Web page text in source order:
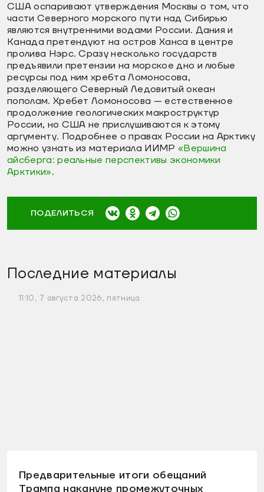
США оспаривают утверждения Москвы о том, что
части Северного морского пути над Сибирью
являются внутренними водами России. Дания и
Канада претендуют на остров Ханса в центре
пролива Нэрс. Сразу несколько государств
предъявили претензии на морское дно и любые
ресурсы под ним хребта Ломоносова,
разделяющего Северный Ледовитый океан
пополам. Хребет Ломоносова — естественное
продолжение геологических макроструктур
России, но США не прислушиваются к этому
аргументу. Подробнее о правах России на Арктику
можно узнать из материала ИИМР «Вершина
айсберга: реальные перспективы экономики
Арктики».
ПОДЕЛИТЬСЯ
Последние материалы
11:10, 7 августа 2026, пятница
Предварительные итоги обещаний
Трампа накануне промежуточных